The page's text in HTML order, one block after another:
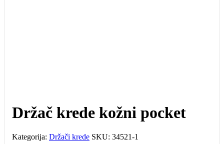
Držač krede kožni pocket
Kategorija: Držači krede SKU: 34521-1